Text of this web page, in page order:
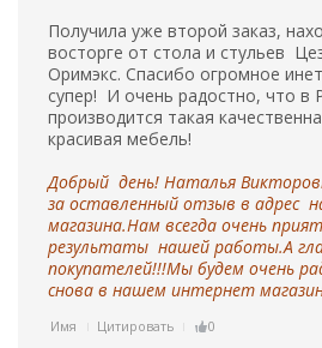
Получила уже второй заказ,
восторге от стола и стульев
Оримэкс. Спасибо огромное
супер! И очень радостно, что в
производится такая
красивая мебель!
Добрый день! Наталья
за оставленный отзыв в адрес
магазина.Нам всегда очень
результаты нашей работы.А
покупателей!!!Мы будем очень
снова в нашем интернет
Имя Цитировать 0